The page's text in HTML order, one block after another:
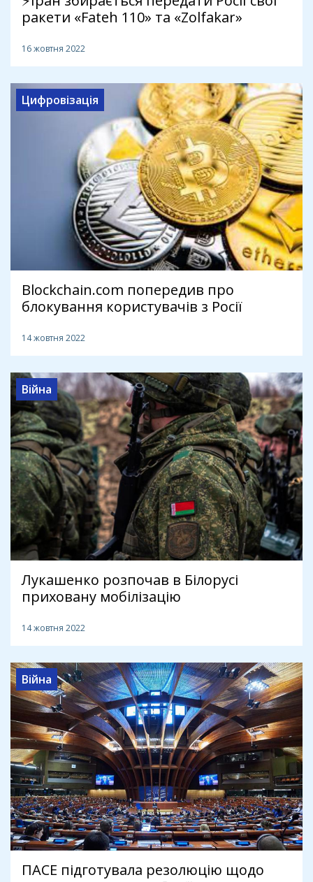
ракети «Fateh 110» та «Zolfakar»
16 жовтня 2022
Цифровізація
Blockchain.com попередив про
блокування користувачів з Росії
14 жовтня 2022
Війна
Лукашенко розпочав в Білорусі
приховану мобілізацію
14 жовтня 2022
Війна
ПАСЕ підготувала резолюцію щодо